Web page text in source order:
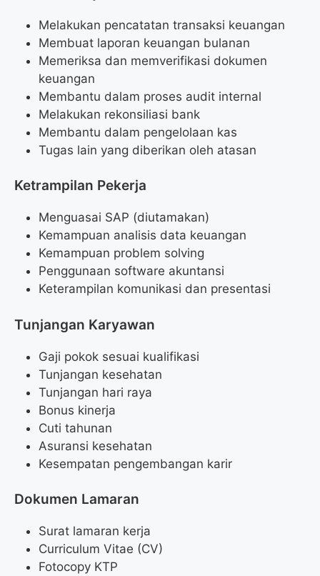
Melakukan pencatatan transaksi keuangan
Membuat laporan keuangan bulanan
Memeriksa dan memverifikasi dokumen
keuangan
Membantu dalam proses audit internal
Melakukan rekonsiliasi bank
Membantu dalam pengelolaan kas
Tugas lain yang diberikan oleh atasan
Ketrampilan Pekerja
Menguasai SAP (diutamakan)
Kemampuan analisis data keuangan
Kemampuan problem solving
Penggunaan software akuntansi
Keterampilan komunikasi dan presentasi
Tunjangan Karyawan
Gaji pokok sesuai kualifikasi
Tunjangan kesehatan
Tunjangan hari raya
Bonus kinerja
Cuti tahunan
Asuransi kesehatan
Kesempatan pengembangan karir
Dokumen Lamaran
Surat lamaran kerja
Curriculum Vitae (CV)
Fotocopy KTP